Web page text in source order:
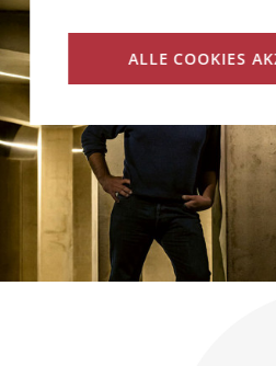
ALLE COOKIES